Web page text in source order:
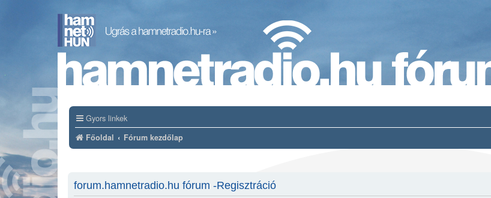
Gyors linkek
Főoldal Fórum kezdőlap
forum.hamnetradio.hu fórum -Regisztráció